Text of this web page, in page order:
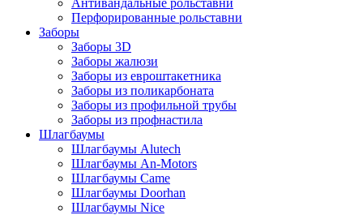
Антивандальные рольставни
Перфорированные рольставни
Заборы
Заборы 3D
Заборы жалюзи
Заборы из евроштакетника
Заборы из поликарбоната
Заборы из профильной трубы
Заборы из профнастила
Шлагбаумы
Шлагбаумы Alutech
Шлагбаумы An-Motors
Шлагбаумы Came
Шлагбаумы Doorhan
Шлагбаумы Nice